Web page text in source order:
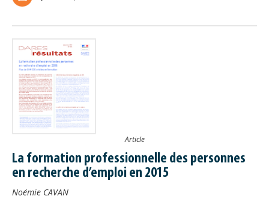
Article
La formation professionnelle des personnes
en recherche d’emploi en 2015
Noémie CAVAN